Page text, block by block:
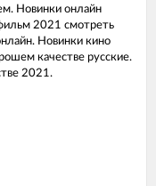
Новинки онлайн
2021 смотреть
Новинки кино
качестве русские.
2021.